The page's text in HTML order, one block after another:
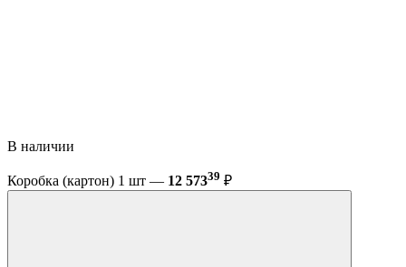
В наличии
Коробка (картон) 1 шт — 12 57339 ₽